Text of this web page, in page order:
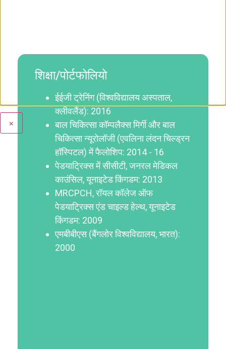
शिक्षा/पोर्टफोलियो
ईईजी ट्रेनिंग (विश्वविद्यालय अस्पताल,
क्लीवलैंड): 2016
बाल चिकित्सा कॉम्पलैक्स मिर्गी और बाल
चिकित्सा न्यूरोलॉजी (एवलिना लंदन चिल्ड्रन
हॉस्पिटल) में फैलोशिप: 2014 - 16
पेडयाट्रिक्स में सीसीटी, जनरल मेडिकल
काउंसिल, यूनाइटेड किंगडम: 2013
MRCPCH, रॉयल कॉलेज ऑफ
पेडयाट्रिक्स एंड चाइल्ड हेल्थ, यूनाइटेड
किंगडम: 2009
एमबीबीएस (बैंगलोर विश्वविद्यालय, भारत):
2000
×